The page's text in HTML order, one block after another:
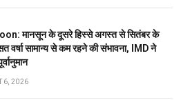
मानसून के दूसरे हिस्से अगस्त से सितंबर के
वर्षा सामान्य से कम रहने की संभावना, IMD ने
6, 2026